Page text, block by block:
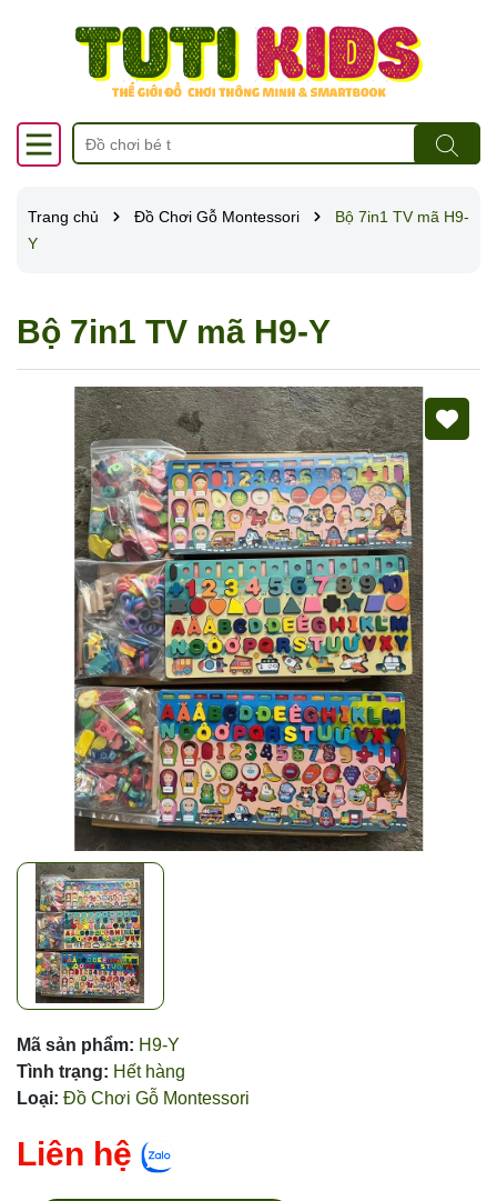
Trang chủ Đồ Chơi Gỗ Montessori
Bộ 7in1 TV mã H9-
Y
Bộ 7in1 TV mã H9-Y
Mã sản phẩm: H9-Y
Tình trạng: Hết hàng
Loại: Đồ Chơi Gỗ Montessori
Liên hệ
Mã giảm giá:
Ngày hết hạn:
Điều kiện: